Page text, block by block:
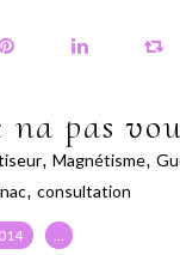
na pas
, Magnétisme,
, consultation
…